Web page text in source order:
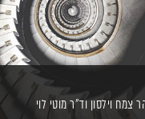
צמח וילסון וד"ר מוטי לוי